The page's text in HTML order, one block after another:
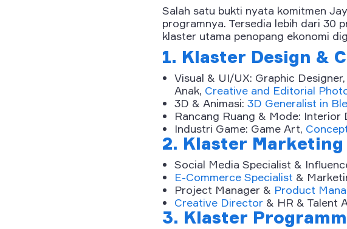
Salah satu bukti nyata komitmen
programnya. Tersedia lebih dari 30
klaster utama penopang ekonomi
1. Klaster Design &
Visual & UI/UX: Graphic Designer,
Anak, Creative and Editorial
3D & Animasi: 3D Generalist in
Rancang Ruang & Mode: Interior
Industri Game: Game Art,
2. Klaster
Social Media Specialist &
E-Commerce Specialist &
Project Manager & Product
Creative Director & HR & Talent
3. Klaster